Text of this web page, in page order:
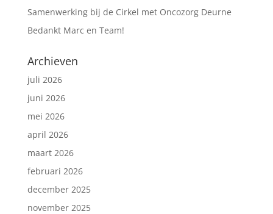
Samenwerking bij de Cirkel met Oncozorg Deurne
Bedankt Marc en Team!
Archieven
juli 2026
juni 2026
mei 2026
april 2026
maart 2026
februari 2026
december 2025
november 2025